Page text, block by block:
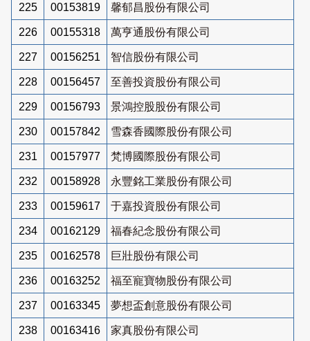
225 00153819 馨郁昌股份有限公司
226 00155318 萬亨通股份有限公司
227 00156251 智信股份有限公司
228 00156457 至善投資股份有限公司
229 00156793 景鴻控股股份有限公司
230 00157842 雪森香國際股份有限公司
231 00157977 梵博國際股份有限公司
232 00158928 永豐銘工業股份有限公司
233 00159617 于嘉投資股份有限公司
234 00162129 福春紀念股份有限公司
235 00162578 巨壯股份有限公司
236 00163252 福至寵寶物股份有限公司
237 00163345 夢想盃創意股份有限公司
238 00163416 家真股份有限公司